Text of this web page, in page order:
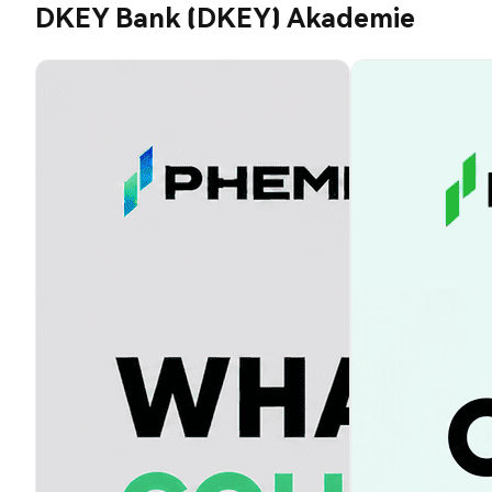
DKEY Bank (DKEY) Akademie